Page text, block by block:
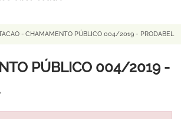
- CHAMAMENTO PÚBLICO 004/2019 - PRODABEL
PÚBLICO 004/2019 -